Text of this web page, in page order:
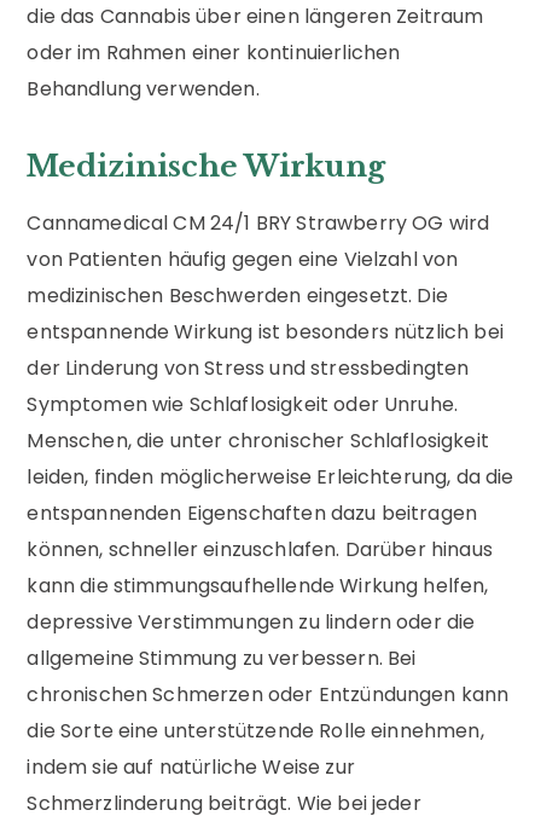
die das Cannabis über einen längeren Zeitraum
oder im Rahmen einer kontinuierlichen
Behandlung verwenden.
Medizinische Wirkung
Cannamedical CM 24/1 BRY Strawberry OG wird
von Patienten häufig gegen eine Vielzahl von
medizinischen Beschwerden eingesetzt. Die
entspannende Wirkung ist besonders nützlich bei
der Linderung von Stress und stressbedingten
Symptomen wie Schlaflosigkeit oder Unruhe.
Menschen, die unter chronischer Schlaflosigkeit
leiden, finden möglicherweise Erleichterung, da die
entspannenden Eigenschaften dazu beitragen
können, schneller einzuschlafen. Darüber hinaus
kann die stimmungsaufhellende Wirkung helfen,
depressive Verstimmungen zu lindern oder die
allgemeine Stimmung zu verbessern. Bei
chronischen Schmerzen oder Entzündungen kann
die Sorte eine unterstützende Rolle einnehmen,
indem sie auf natürliche Weise zur
Schmerzlinderung beiträgt. Wie bei jeder